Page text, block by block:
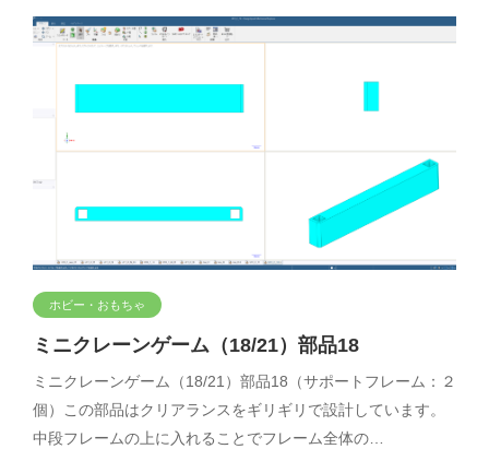
ホビー・おもちゃ
ミニクレーンゲーム（18/21）部品18
ミニクレーンゲーム（18/21）部品18（サポートフレーム：２
個）この部品はクリアランスをギリギリで設計しています。
中段フレームの上に入れることでフレーム全体の…